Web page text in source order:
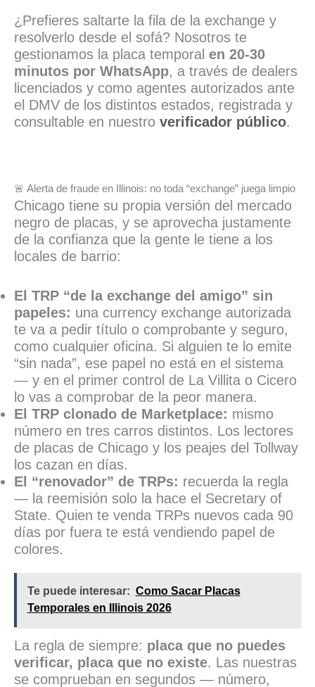
¿Prefieres saltarte la fila de la exchange y
resolverlo desde el sofá? Nosotros te
gestionamos la placa temporal en 20-30
minutos por WhatsApp, a través de dealers
licenciados y como agentes autorizados ante
el DMV de los distintos estados, registrada y
consultable en nuestro verificador público.
🚨 Alerta de fraude en Illinois: no toda “exchange” juega limpio
Chicago tiene su propia versión del mercado
negro de placas, y se aprovecha justamente
de la confianza que la gente le tiene a los
locales de barrio:
El TRP “de la exchange del amigo” sin
papeles: una currency exchange autorizada
te va a pedir título o comprobante y seguro,
como cualquier oficina. Si alguien te lo emite
“sin nada”, ese papel no está en el sistema
— y en el primer control de La Villita o Cicero
lo vas a comprobar de la peor manera.
El TRP clonado de Marketplace: mismo
número en tres carros distintos. Los lectores
de placas de Chicago y los peajes del Tollway
los cazan en días.
El “renovador” de TRPs: recuerda la regla
— la reemisión solo la hace el Secretary of
State. Quien te venda TRPs nuevos cada 90
días por fuera te está vendiendo papel de
colores.
Te puede interesar: Como Sacar Placas
Temporales en Illinois 2026
La regla de siempre: placa que no puedes
verificar, placa que no existe. Las nuestras
se comprueban en segundos — número,